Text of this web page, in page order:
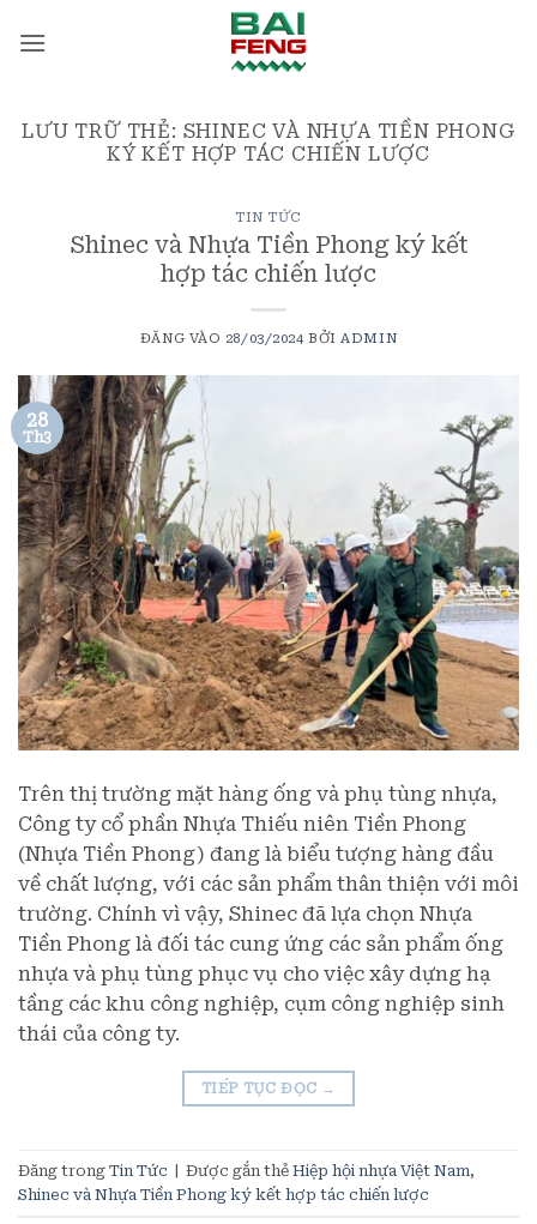
qua
LƯU TRỮ THẺ: SHINEC VÀ NHỰA TIỀN PHONG
KÝ KẾT HỢP TÁC CHIẾN LƯỢC
TIN TỨC
Shinec và Nhựa Tiền Phong ký kết
hợp tác chiến lược
ĐĂNG VÀO 28/03/2024 BỞI ADMIN
28
Th3
Trên thị trường mặt hàng ống và phụ tùng nhựa,
Công ty cổ phần Nhựa Thiếu niên Tiền Phong
(Nhựa Tiền Phong) đang là biểu tượng hàng đầu
về chất lượng, với các sản phẩm thân thiện với môi
trường. Chính vì vậy, Shinec đã lựa chọn Nhựa
Tiền Phong là đối tác cung ứng các sản phẩm ống
nhựa và phụ tùng phục vụ cho việc xây dựng hạ
tầng các khu công nghiệp, cụm công nghiệp sinh
thái của công ty.
TIẾP TỤC ĐỌC →
Đăng trong Tin Tức | Được gắn thẻ Hiệp hội nhựa Việt Nam,
Shinec và Nhựa Tiền Phong ký kết hợp tác chiến lược